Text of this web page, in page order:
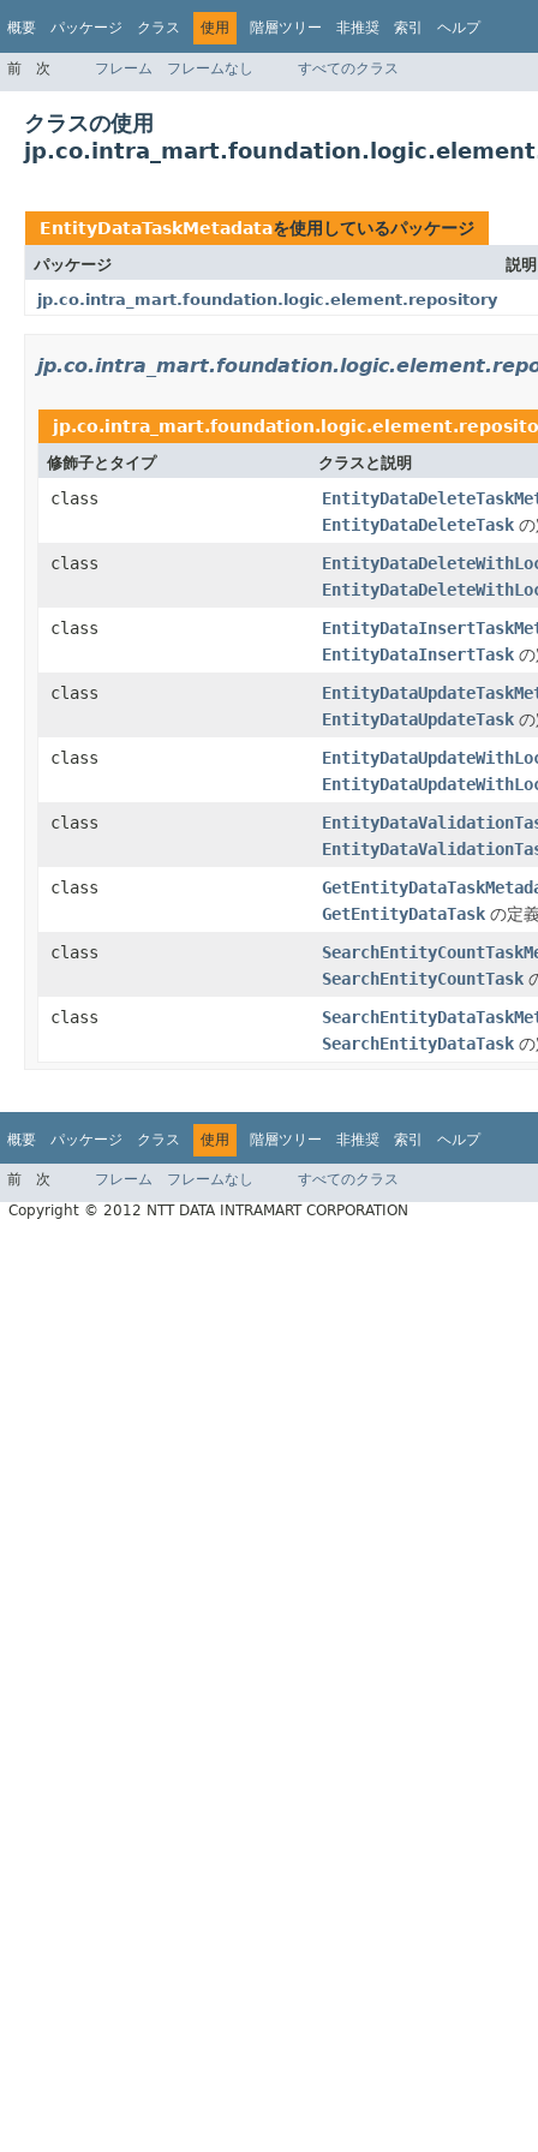
概要 パッケージ クラス 使用 階層ツリー 非推奨 索引 ヘルプ
前 次 フレーム フレームなし すべてのクラス
クラスの使用
EntityDataTaskMetadataを使用しているパッケージ
パッケージ
説明
jp.co.intra_mart.foundation.logic.element.repository
修飾子とタイプ クラスと説明
class
EntityDataDeleteTask
class
class
EntityDataInsertTask
class
EntityDataUpdateTask
class
class
class
GetEntityDataTask の定
class
SearchEntityCountTask
class
SearchEntityDataTask
概要 パッケージ クラス 使用 階層ツリー 非推奨 索引 ヘルプ
前 次 フレーム フレームなし
すべてのクラス
Copyright © 2012 NTT DATA INTRAMART CORPORATION